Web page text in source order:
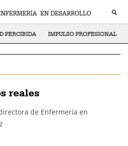
PERCIBIDA IMPULSO PROFESIONAL
reales
de Enfermería en